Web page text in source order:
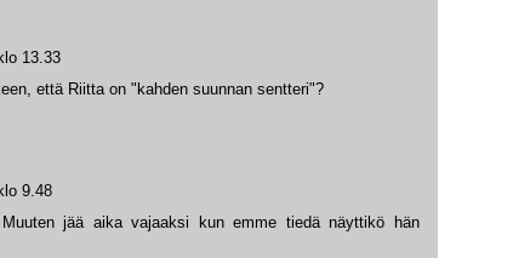
9.48
jää aika vajaaksi kun emme tiedä näyttikö hän
13.33
että Riitta on "kahden suunnan sentteri"?